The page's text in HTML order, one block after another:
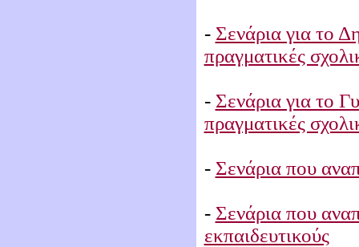
- Σενάρια για το
πραγματικές
- Σενάρια για το
πραγματικές
- Σενάρια που
- Σενάρια που
εκπαιδευτικούς